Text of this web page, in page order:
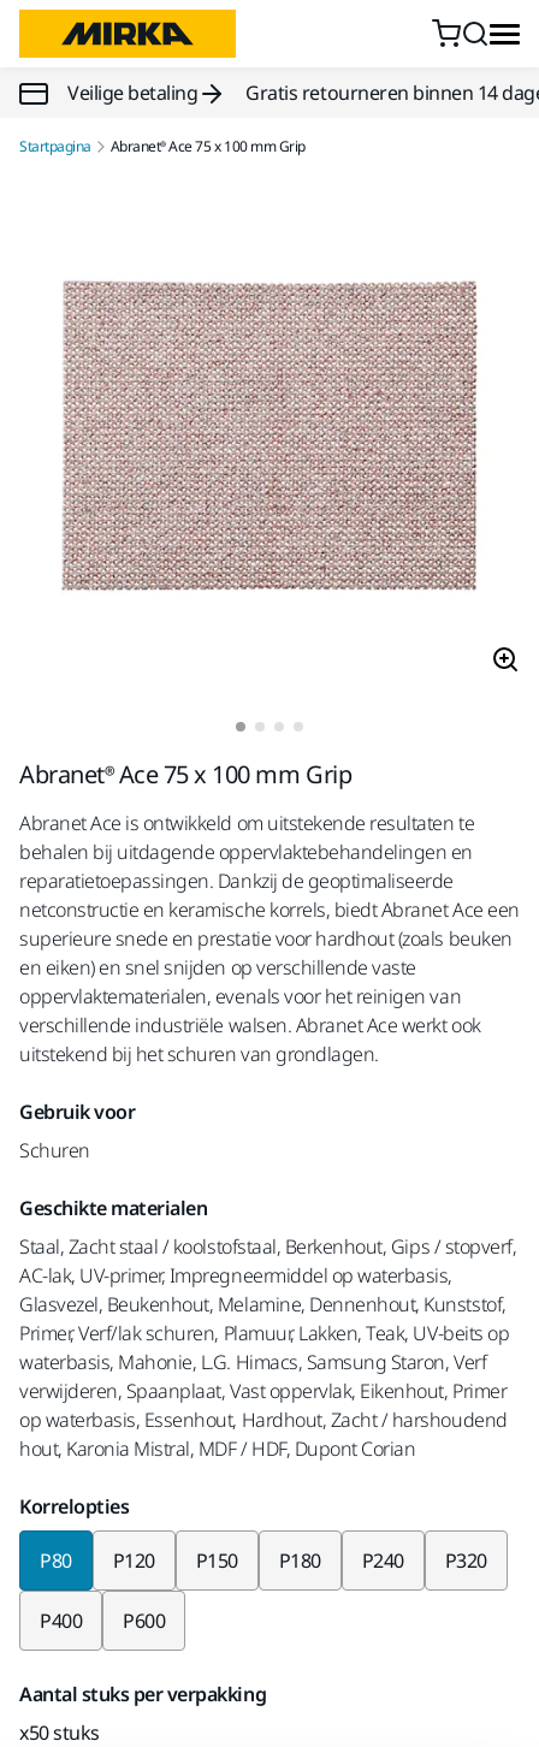
Doorgaan naar inhoud
Veilige betaling Gratis retourneren binnen 14
Startpagina Abranet® Ace 75 x 100 mm Grip
Abranet® Ace 75 x 100 mm Grip
Abranet Ace is ontwikkeld om uitstekende resultaten te
behalen bij uitdagende oppervlaktebehandelingen en
reparatietoepassingen. Dankzij de geoptimaliseerde
netconstructie en keramische korrels, biedt Abranet Ace een
superieure snede en prestatie voor hardhout (zoals beuken
en eiken) en snel snijden op verschillende vaste
oppervlaktematerialen, evenals voor het reinigen van
verschillende industriële walsen. Abranet Ace werkt ook
uitstekend bij het schuren van grondlagen.
Gebruik voor
Schuren
Geschikte materialen
Staal, Zacht staal / koolstofstaal, Berkenhout, Gips / stopverf,
AC-lak, UV-primer, Impregneermiddel op waterbasis,
Glasvezel, Beukenhout, Melamine, Dennenhout, Kunststof,
Primer, Verf/lak schuren, Plamuur, Lakken, Teak, UV-beits op
waterbasis, Mahonie, L.G. Himacs, Samsung Staron, Verf
verwijderen, Spaanplaat, Vast oppervlak, Eikenhout, Primer
op waterbasis, Essenhout, Hardhout, Zacht / harshoudend
hout, Karonia Mistral, MDF / HDF, Dupont Corian
Korrelopties
P80 P120 P150 P180 P240 P320
P400 P600
Aantal stuks per verpakking
x50 stuks